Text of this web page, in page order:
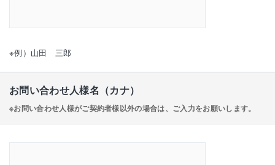
※例）山田 三郎
お問い合わせ人様名（カナ）
※お問い合わせ人様がご契約者様以外の場合は、ご入力をお願いします。